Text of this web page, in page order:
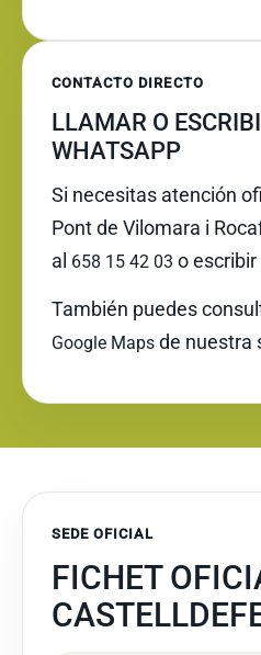
CONTACTO DIRECTO
LLAMAR O
WHATSAPP
Si necesitas atención
Pont de Vilomara i
al 658 15 42 03 o escribir
También puedes
Google Maps de nuestra
SEDE OFICIAL
FICHET